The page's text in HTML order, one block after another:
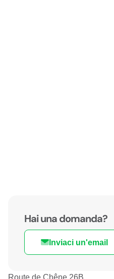
Hai una domanda?
Inviaci un'email